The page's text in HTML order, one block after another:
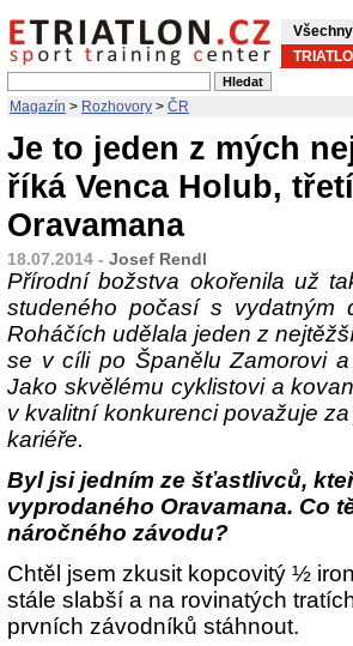
Magazín > Rozhovory > ČR
Je to jeden z mých
říká Venca Holub,
Oravamana
18.07.2014 - Josef Rendl
Přírodní božstva okořenila už
studeného počasí s
Roháčích udělala jeden z
se v cíli po Španělu Zamorovi
Jako skvělému cyklistovi a
v kvalitní konkurenci považuje
kariéře.
Byl jsi jedním ze šťastlivců,
vyprodaného Oravamana. Co
náročného závodu?
Chtěl jsem zkusit kopcovitý ½
stále slabší a na rovinatých
prvních závodníků stáhnout.